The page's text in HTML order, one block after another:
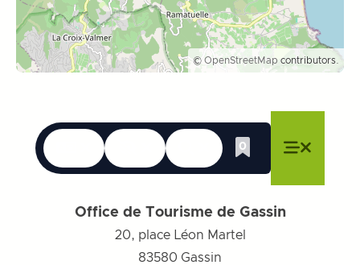
© OpenStreetMap contributors.
Talen
Menu sluiten
Toegankelijkheid
Menu sluiten
Zoek op
Menu sluiten
0
Whishlist
Office de Tourisme de Gassin
20, place Léon Martel
83580 Gassin